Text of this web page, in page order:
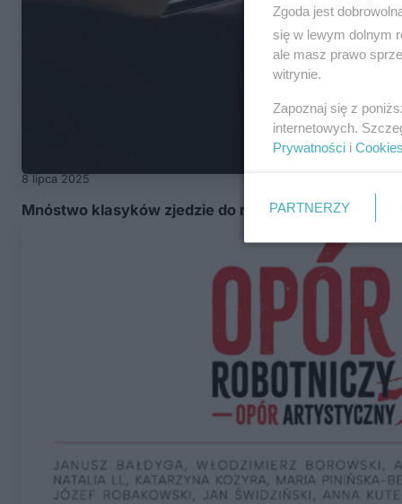
8 lipca 2025
Mnóstwo klasyków zjedzie do regionu! Wielka
Zgoda jest
się w lewym dolnym
ale masz prawo
witrynie.
Zapoznaj się z
internetowych.
Prywatności i Cookies
PARTNERZY